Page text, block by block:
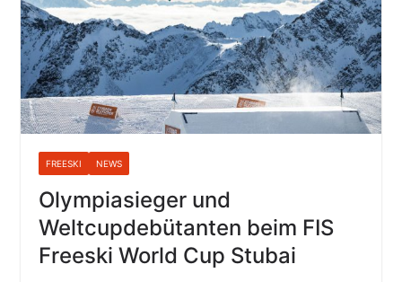
FREESKI NEWS
Olympiasieger und
Weltcupdebütanten beim FIS
Freeski World Cup Stubai